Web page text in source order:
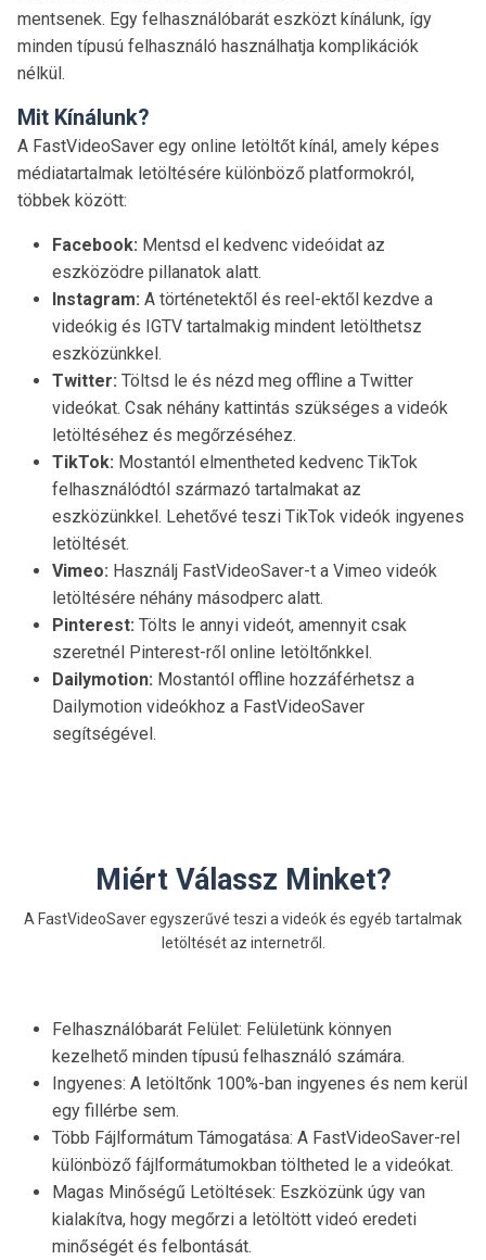
mentsenek. Egy felhasználóbarát eszközt kínálunk, így
minden típusú felhasználó használhatja komplikációk
nélkül.
Mit Kínálunk?
A FastVideoSaver egy online letöltőt kínál, amely képes
médiatartalmak letöltésére különböző platformokról,
többek között:
Facebook: Mentsd el kedvenc videóidat az
eszközödre pillanatok alatt.
Instagram: A történetektől és reel-ektől kezdve a
videókig és IGTV tartalmakig mindent letölthetsz
eszközünkkel.
Twitter: Töltsd le és nézd meg offline a Twitter
videókat. Csak néhány kattintás szükséges a videók
letöltéséhez és megőrzéséhez.
TikTok: Mostantól elmentheted kedvenc TikTok
felhasználódtól származó tartalmakat az
eszközünkkel. Lehetővé teszi TikTok videók ingyenes
letöltését.
Vimeo: Használj FastVideoSaver-t a Vimeo videók
letöltésére néhány másodperc alatt.
Pinterest: Tölts le annyi videót, amennyit csak
szeretnél Pinterest-ről online letöltőnkkel.
Dailymotion: Mostantól offline hozzáférhetsz a
Dailymotion videókhoz a FastVideoSaver
segítségével.
Miért Válassz Minket?
A FastVideoSaver egyszerűvé teszi a videók és egyéb tartalmak
letöltését az internetről.
Felhasználóbarát Felület: Felületünk könnyen
kezelhető minden típusú felhasználó számára.
Ingyenes: A letöltőnk 100%-ban ingyenes és nem kerül
egy fillérbe sem.
Több Fájlformátum Támogatása: A FastVideoSaver-rel
különböző fájlformátumokban töltheted le a videókat.
Magas Minőségű Letöltések: Eszközünk úgy van
kialakítva, hogy megőrzi a letöltött videó eredeti
minőségét és felbontását.